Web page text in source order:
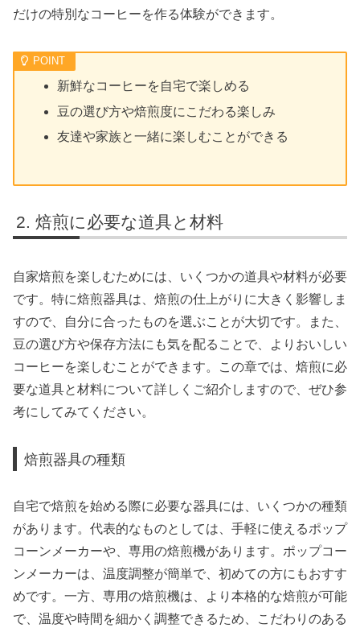
だけの特別なコーヒーを作る体験ができます。
新鮮なコーヒーを自宅で楽しめる
豆の選び方や焙煎度にこだわる楽しみ
友達や家族と一緒に楽しむことができる
焙煎に必要な道具と材料
自家焙煎を楽しむためには、いくつかの道具や材料が必要
です。特に焙煎器具は、焙煎の仕上がりに大きく影響しま
すので、自分に合ったものを選ぶことが大切です。また、
豆の選び方や保存方法にも気を配ることで、よりおいしい
コーヒーを楽しむことができます。この章では、焙煎に必
要な道具と材料について詳しくご紹介しますので、ぜひ参
考にしてみてください。
焙煎器具の種類
自宅で焙煎を始める際に必要な器具には、いくつかの種類
があります。代表的なものとしては、手軽に使えるポップ
コーンメーカーや、専用の焙煎機があります。ポップコー
ンメーカーは、温度調整が簡単で、初めての方にもおすす
めです。一方、専用の焙煎機は、より本格的な焙煎が可能
で、温度や時間を細かく調整できるため、こだわりのある